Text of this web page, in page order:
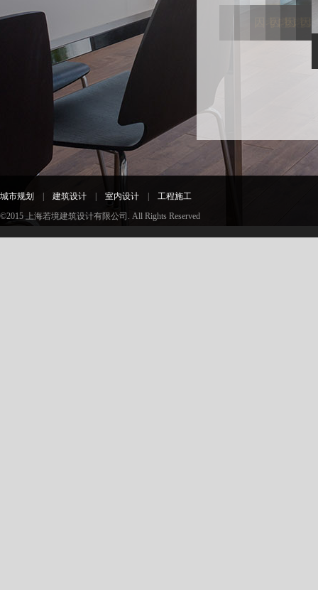
因
因考
因考虑
因考虑设计
城市规划 建筑设计 室内设计
工程施工
©2015 上海若境建筑设计有限公司. All Rights Reserved